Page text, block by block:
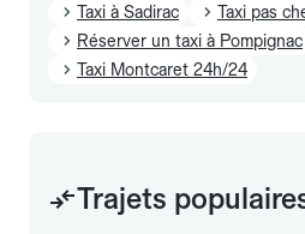
Taxi à Sadirac
Taxi pas
Réserver un taxi à Pompignac
Taxi Montcaret 24h/24
Trajets